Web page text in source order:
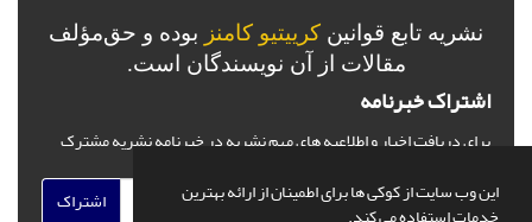
این وب سایت از کوکی ها برای اطمینان از ارائه بهترین
نشریه تابع قوانین کرییتیو کامنز بوده و حق‌مؤلف
مقالات از آن نویسندگان است.
اشتراک خبرنامه
برای دریافت اخبار و اطلاعیه های مهم نشریه در خبرنامه نشریه مشترک
اشتراک